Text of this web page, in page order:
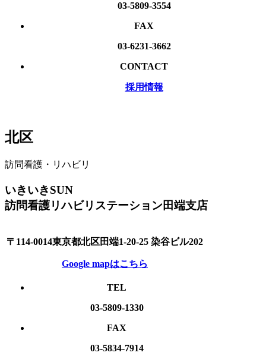
03-5809-3554
FAX
03-6231-3662
CONTACT
採用情報
北区
訪問看護・リハビリ
いきいきSUN
訪問看護リハビリステーション田端支店
〒114-0014東京都北区田端1-20-25 染谷ビル202
Google mapはこちら
TEL
03-5809-1330
FAX
03-5834-7914